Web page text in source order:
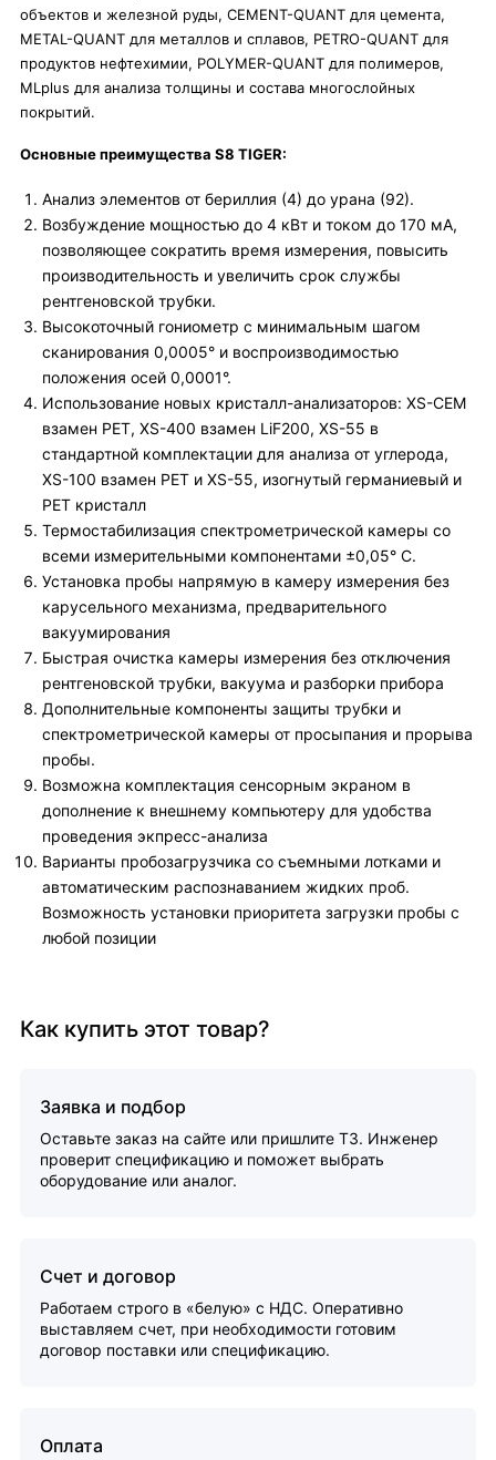
объектов и железной руды, CEMENT-QUANT для цемента,
METAL-QUANT для металлов и сплавов, PETRO-QUANT для
продуктов нефтехимии, POLYMER-QUANT для полимеров,
MLplus для анализа толщины и состава многослойных
покрытий.
Основные преимущества S8 TIGER:
Анализ элементов от бериллия (4) до урана (92).
Возбуждение мощностью до 4 кВт и током до 170 мА,
позволяющее сократить время измерения, повысить
производительность и увеличить срок службы
рентгеновской трубки.
Высокоточный гониометр с минимальным шагом
сканирования 0,0005° и воспроизводимостью
положения осей 0,0001°.
Использование новых кристалл-анализаторов: XS-CEM
взамен PET, XS-400 взамен LiF200, XS-55 в
стандартной комплектации для анализа от углерода,
XS-100 взамен РЕТ и XS-55, изогнутый германиевый и
РЕТ кристалл
Термостабилизация спектрометрической камеры со
всеми измерительными компонентами ±0,05° С.
Установка пробы напрямую в камеру измерения без
карусельного механизма, предварительного
вакуумирования
Быстрая очистка камеры измерения без отключения
рентгеновской трубки, вакуума и разборки прибора
Дополнительные компоненты защиты трубки и
спектрометрической камеры от просыпания и прорыва
пробы.
Возможна комплектация сенсорным экраном в
дополнение к внешнему компьютеру для удобства
проведения экпресс-анализа
Варианты пробозагрузчика со съемными лотками и
автоматическим распознаванием жидких проб.
Возможность установки приоритета загрузки пробы с
любой позиции
Как купить этот товар?
Заявка и подбор
Оставьте заказ на сайте или пришлите ТЗ. Инженер
проверит спецификацию и поможет выбрать
оборудование или аналог.
Счет и договор
Работаем строго в «белую» с НДС. Оперативно
выставляем счет, при необходимости готовим
договор поставки или спецификацию.
Оплата